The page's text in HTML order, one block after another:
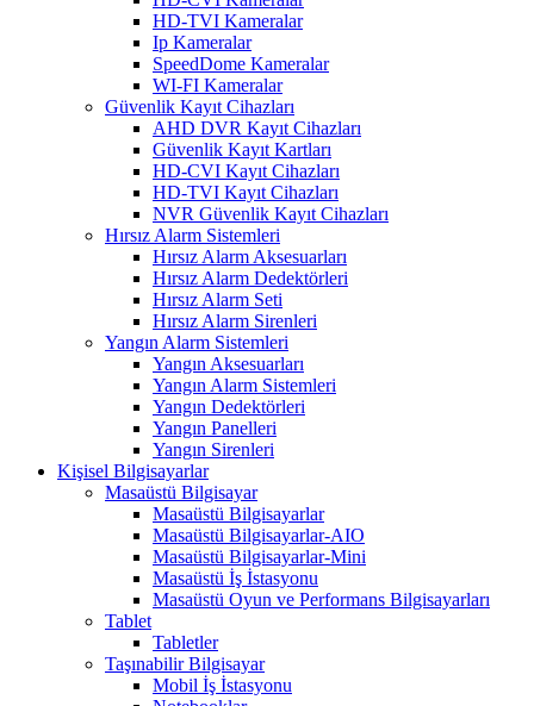
HD-TVI Kameralar
Ip Kameralar
SpeedDome Kameralar
WI-FI Kameralar
Güvenlik Kayıt Cihazları
AHD DVR Kayıt Cihazları
Güvenlik Kayıt Kartları
HD-CVI Kayıt Cihazları
HD-TVI Kayıt Cihazları
NVR Güvenlik Kayıt Cihazları
Hırsız Alarm Sistemleri
Hırsız Alarm Aksesuarları
Hırsız Alarm Dedektörleri
Hırsız Alarm Seti
Hırsız Alarm Sirenleri
Yangın Alarm Sistemleri
Yangın Aksesuarları
Yangın Alarm Sistemleri
Yangın Dedektörleri
Yangın Panelleri
Yangın Sirenleri
Kişisel Bilgisayarlar
Masaüstü Bilgisayar
Masaüstü Bilgisayarlar
Masaüstü Bilgisayarlar-AIO
Masaüstü Bilgisayarlar-Mini
Masaüstü İş İstasyonu
Masaüstü Oyun ve Performans Bilgisayarları
Tablet
Tabletler
Taşınabilir Bilgisayar
Mobil İş İstasyonu